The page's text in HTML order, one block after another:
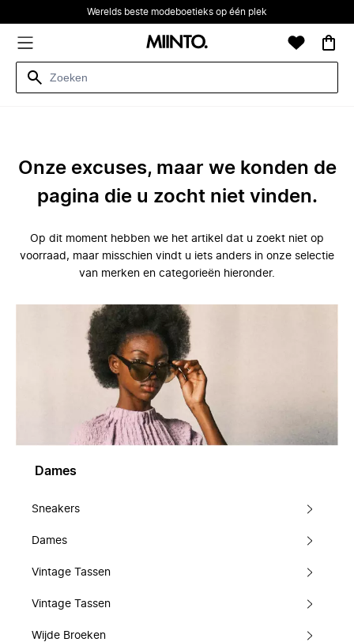
Werelds beste modeboetieks op één plek
Onze excuses, maar we konden de
pagina die u zocht niet vinden.
Op dit moment hebben we het artikel dat u zoekt niet op
voorraad, maar misschien vindt u iets anders in onze selectie
van merken en categorieën hieronder.
Dames
Sneakers
Dames
Vintage Tassen
Vintage Tassen
Wijde Broeken